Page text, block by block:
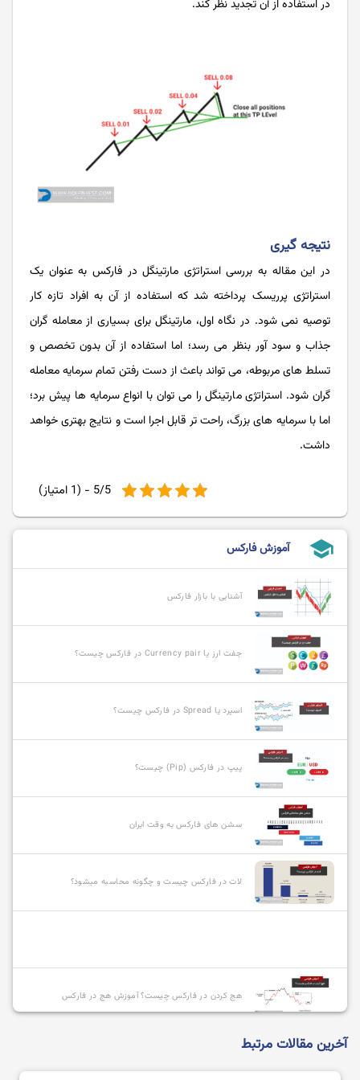
در استفاده از آن تجدید نظر کند.
نتیجه گیری
در این مقاله به بررسی استراتژی مارتینگل در فارکس به عنوان یک
استراتژی پرریسک پرداخته شد که استفاده از آن به افراد تازه کار
توصیه نمی شود. در نگاه اول، مارتینگل برای بسیاری از معامله گران
جذاب و سود آور بنظر می رسد؛ اما استفاده از آن بدون تخصص و
تسلط های مربوطه، می تواند باعث از دست رفتن تمام سرمایه معامله
گران شود. استراتژی مارتینگل را می توان با انواع سرمایه ها پیش برد؛
اما با سرمایه های بزرگ، راحت تر قابل اجرا است و نتایج بهتری خواهد
داشت.
5/5 - (1 امتیاز)
school آموزش فارکس
آشنایی با بازار فارکس
جفت ارز یا Currency pair در فارکس چیست؟
اسپرد یا Spread در فارکس چیست؟
پیپ در فارکس (Pip) چیست؟
سشن های فارکس به وقت ایران
لات در فارکس چیست و چگونه محاسبه میشود؟
هج کردن در فارکس چیست؟ آموزش هج در فارکس
آخرین مقالات مرتبط